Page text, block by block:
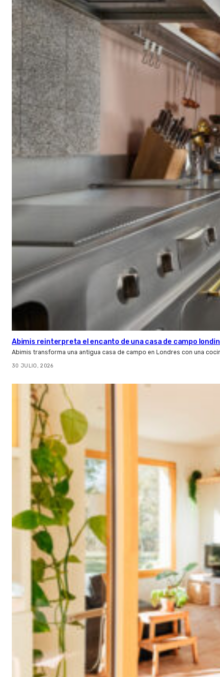
Abimis reinterpreta el encanto de una casa de campo
Abimis transforma una antigua casa de campo en Londres con una
30 JULIO, 2026